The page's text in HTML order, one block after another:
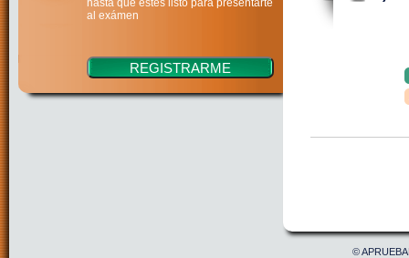
hasta que estés listo para presentarte
al exámen
©